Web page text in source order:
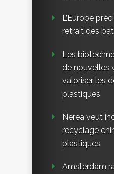
L’Europe
retrait des
Les
de nouvelles
valoriser les
plastiques
Nerea veut
recyclage
plastiques
Amsterdam